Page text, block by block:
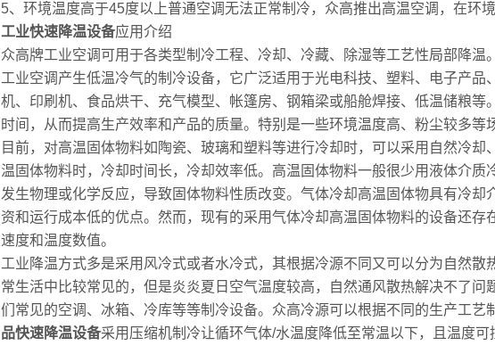
5、环境温度高于45度以上普通空调无法正常制冷，众高推出高温空调，在环
工业快速降温设备应用介绍
众高牌工业空调可用于各类型制冷工程、冷却、冷藏、除湿等工艺性局部降温
工业空调产生低温冷气的制冷设备，它广泛适用于光电科技、塑料、电子产
机、印刷机、食品烘干、充气模型、帐篷房、钢箱梁或船舱焊接、低温储粮等
时间，从而提高生产效率和产品的质量。特别是一些环境温度高、粉尘较多等
目前，对高温固体物料如陶瓷、玻璃和塑料等进行冷却时，可以采用自然冷却
温固体物料时，冷却时间长，冷却效率低。高温固体物料一般很少用液体介质
发生物理或化学反应，导致固体物料性质改变。气体冷却高温固体物具有冷却
资和运行成本低的优点。然而，现有的采用气体冷却高温固体物料的设备还存
速度和温度数值。
工业降温方式多是采用风冷式或者水冷式，其根据冷源不同又可以分为自然散
常生活中比较常见的，但是炎炎夏日空气温度较高，自然通风散热解决不了问
们常见的空调、冰箱、冷库等等制冷设备。众高冷源可以根据不同的生产工艺
品快速降温设备采用压缩机制冷让循环气体/水温度降低至常温以下，且温度可